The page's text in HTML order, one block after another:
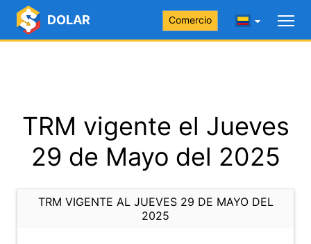
DOLAR Comercio
TRM vigente el Jueves
29 de Mayo del 2025
TRM VIGENTE AL JUEVES 29 DE MAYO DEL
2025